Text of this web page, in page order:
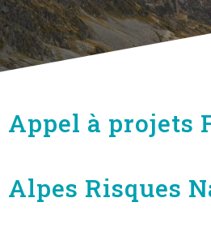
Appel à projets
Alpes Risques